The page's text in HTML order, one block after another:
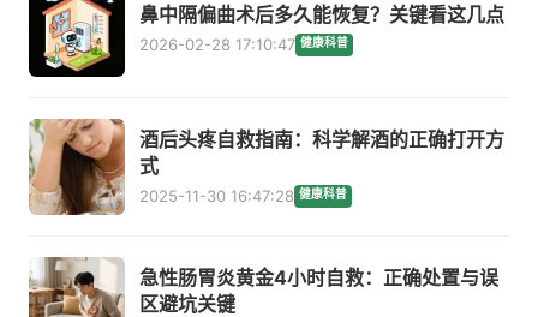
鼻中隔偏曲术后多久能恢复？关键看这几点
2026-02-28 17:10:47 健康科普
酒后头疼自救指南：科学解酒的正确打开方
式
2025-11-30 16:47:28 健康科普
急性肠胃炎黄金4小时自救：正确处置与误
区避坑关键